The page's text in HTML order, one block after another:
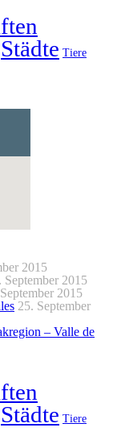
Städte Tiere
2015
September 2015
2015
25. September
– Valle de
Städte Tiere